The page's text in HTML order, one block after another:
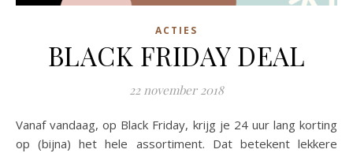
ACTIES
BLACK FRIDAY DEAL
22 november 2018
Vanaf vandaag, op Black Friday, krijg je 24 uur lang korting
op (bijna) het hele assortiment. Dat betekent lekkere